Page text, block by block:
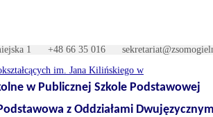
1 +48 66 35 016
w Publicznej Szkole Podstawowej
z Oddziałami